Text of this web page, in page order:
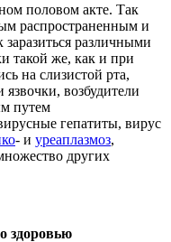
половом акте. Так
распространенным и
различными
такой же, как и при
на слизистой рта,
возбудители
путем
гепатиты, вирус
- и уреаплазмоз,
других
здоровью